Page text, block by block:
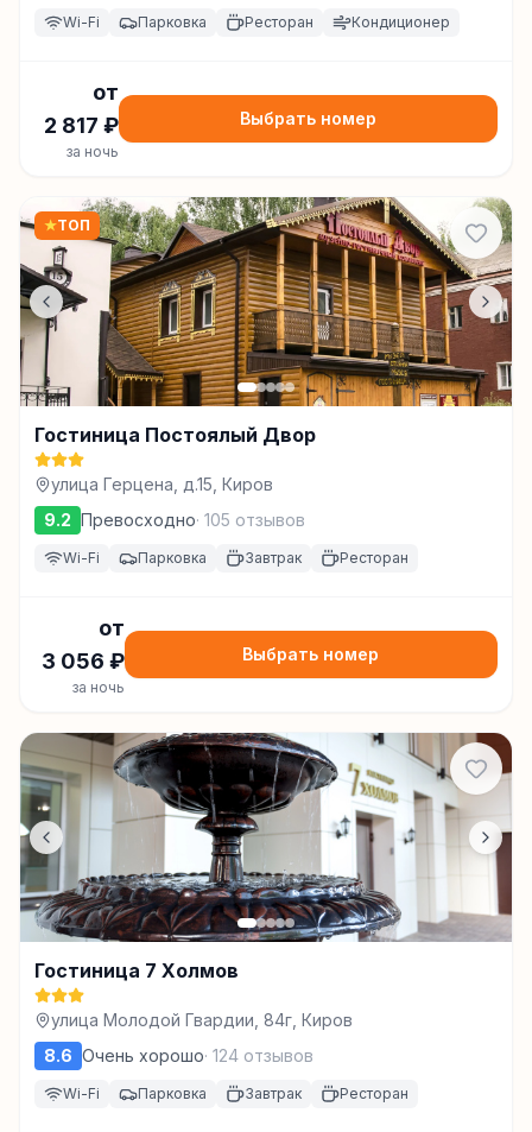
Wi-Fi Парковка Ресторан Кондиционер
от
2 817 ₽
за ночь
Выбрать номер
★ТОП
Гостиница Постоялый Двор
улица Герцена, д.15, Киров
9.2 Превосходно· 105 отзывов
Wi-Fi Парковка Завтрак Ресторан
от
3 056 ₽
за ночь
Выбрать номер
Гостиница 7 Холмов
улица Молодой Гвардии, 84г, Киров
8.6 Очень хорошо· 124 отзывов
Wi-Fi Парковка Завтрак Ресторан